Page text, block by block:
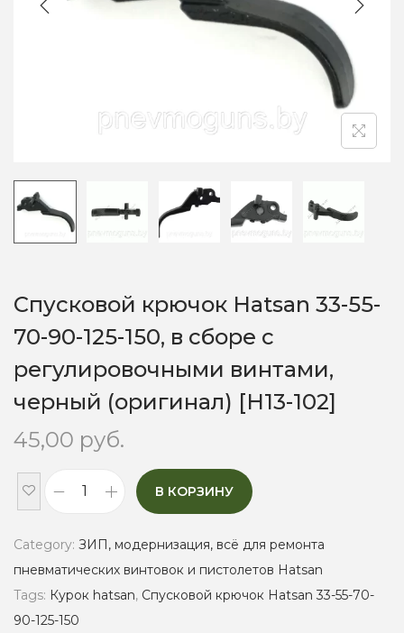
Спусковой крючок Hatsan 33-55-
70-90-125-150, в сборе с
регулировочными винтами,
черный (оригинал) [H13-102]
45,00 руб.
у
с
к
В КОРЗИНУ
Category: ЗИП, модернизация, всё для ремонта
пневматических винтовок и пистолетов Hatsan
Tags: Курок hatsan, Спусковой крючок Hatsan 33-55-70-
90-125-150